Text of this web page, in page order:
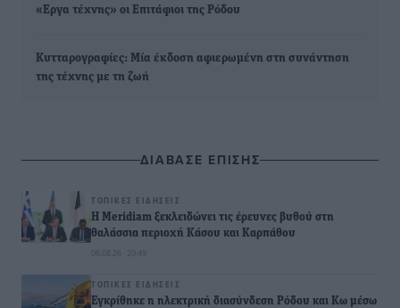
«Εργα τέχνης» οι Επιτάφιοι της Ρόδου
Κυτταρογραφίες: Μία έκδοση αφιερωμένη στη συνάντηση
της τέχνης με τη ζωή
ΔΙΑΒΑΣΕ ΕΠΙΣΗΣ
ΤΟΠΙΚΈΣ ΕΙΔΉΣΕΙΣ
Η Meridiam ξεκλειδώνει τις έρευνες βυθού στη
θαλάσσια περιοχή Κάσου και Καρπάθου
06.08.26 · 20:49
ΤΟΠΙΚΈΣ ΕΙΔΉΣΕΙΣ
Εγκρίθηκε η ηλεκτρική διασύνδεση Ρόδου και Κω μέσω